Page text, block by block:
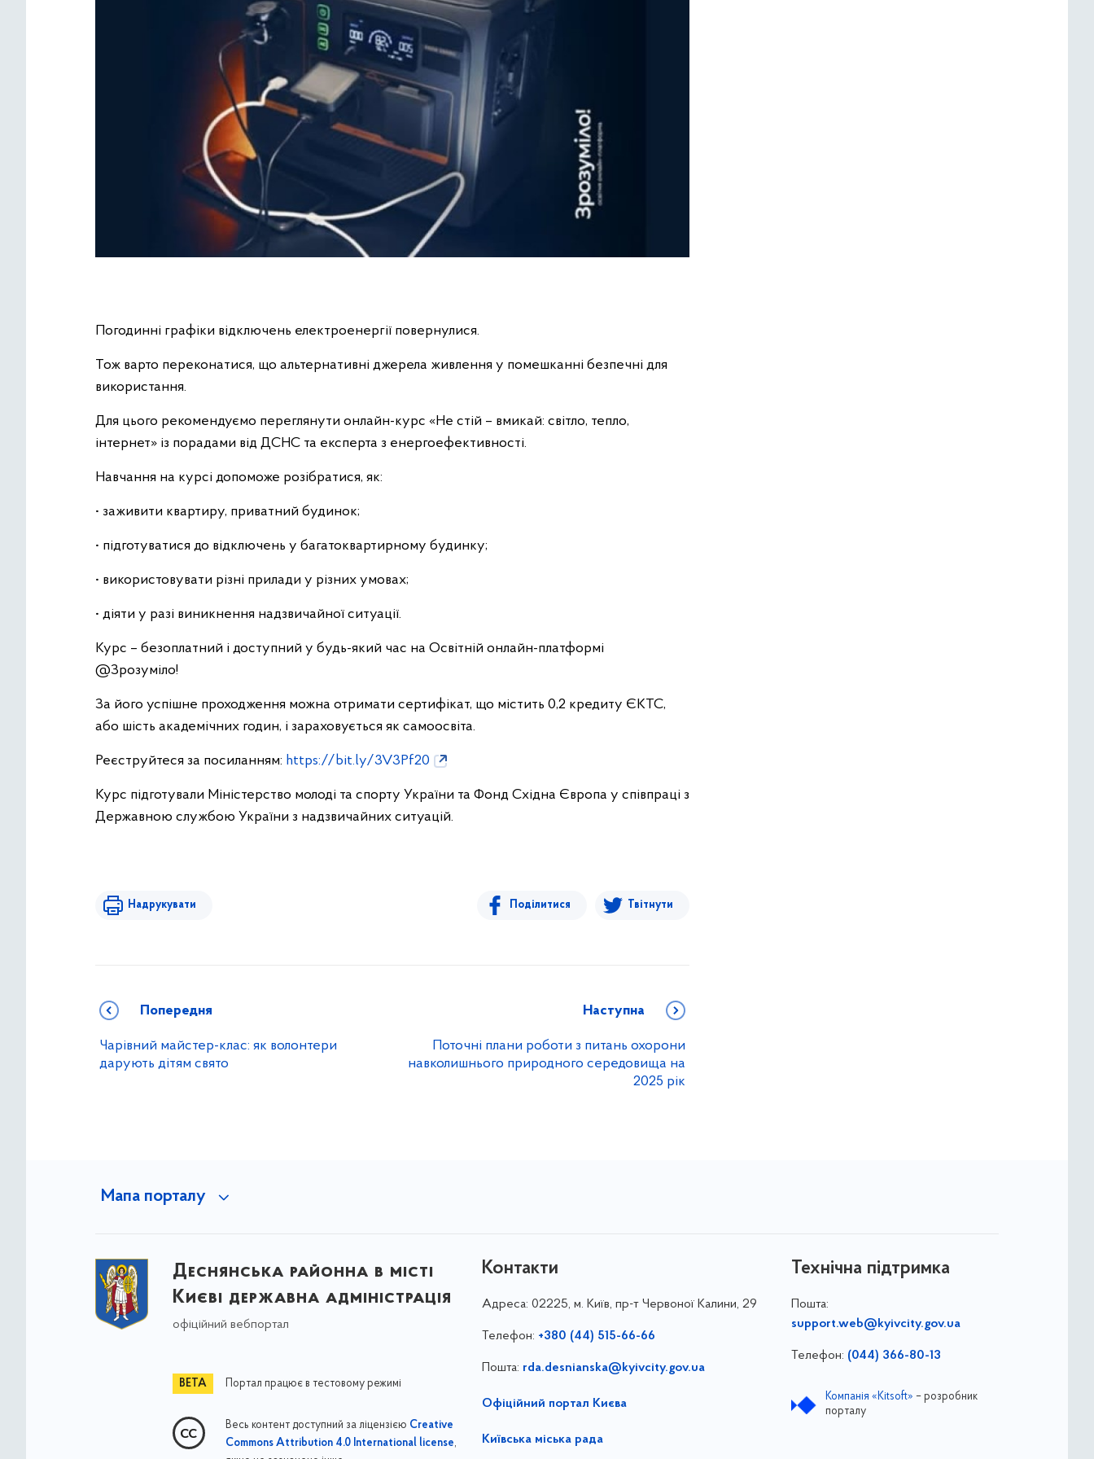
Погодинні графіки відключень електроенергії повернулися.
Тож варто переконатися, що альтернативні джерела живлення у помешканні безпечні для
використання.
Для цього рекомендуємо переглянути онлайн-курс «Не стій – вмикай: світло, тепло,
інтернет» із порадами від ДСНС та експерта з енергоефективності.
Навчання на курсі допоможе розібратися, як:
• заживити квартиру, приватний будинок;
• підготуватися до відключень у багатоквартирному будинку;
• використовувати різні прилади у різних умовах;
• діяти у разі виникнення надзвичайної ситуації.
Курс – безоплатний і доступний у будь-який час на Освітній онлайн-платформі
@Зрозуміло!
За його успішне проходження можна отримати сертифікат, що містить 0,2 кредиту ЄКТС,
або шість академічних годин, і зараховується як самоосвіта.
Реєструйтеся за посиланням: https://bit.ly/3V3Pf20
Курс підготували Міністерство молоді та спорту України та Фонд Східна Європа у співпраці з
Державною службою України з надзвичайних ситуацій.
Надрукувати Поділитися Твітнути
Попередня
Чарівний майстер-клас: як волонтери
дарують дітям свято
Наступна
Поточні плани роботи з питань охорони
навколишнього природного середовища на
2025 рік
Мапа порталу
Деснянська районна в місті
Києві державна адміністрація
офіційний вебпортал
Портал працює в тестовому режимі
Весь контент доступний за ліцензією Creative
Commons Attribution 4.0 International license,
Контакти
Адреса: 02225, м. Київ, пр-т Червоної Калини, 29
Телефон: +380 (44) 515-66-66
Пошта: rda.desnianska@kyivcity.gov.ua
Офіційний портал Києва
Київська міська рада
Технічна підтримка
Пошта:
support.web@kyivcity.gov.ua
Телефон: (044) 366-80-13
Компанія «Kitsoft» – розробник
порталу